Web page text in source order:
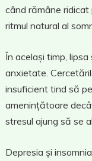
când rămâne
ritmul natural al
În același timp,
anxietate.
insuficient tind să
amenințătoare
stresul ajung să se
Depresia și